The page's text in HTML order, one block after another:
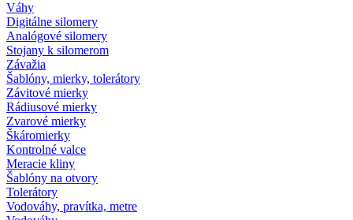
Váhy
Digitálne silomery
Analógové silomery
Stojany k silomerom
Závažia
Šablóny, mierky, tolerátory
Závitové mierky
Rádiusové mierky
Zvarové mierky
Škáromierky
Kontrolné valce
Meracie kliny
Šablóny na otvory
Tolerátory
Vodováhy, pravítka, metre